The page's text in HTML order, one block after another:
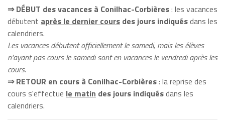
⇒ DÉBUT des vacances à Conilhac-Corbières: les vacances
débutent après le dernier cours des jours indiquésdans les
calendriers.
Les vacances débutent officiellement le samedi, mais les élèves
n'ayant pas cours le samedi sont en vacances le vendredi après les
cours.
⇒ RETOUR en cours à Conilhac-Corbières: la reprise des
cours s'effectue le matin des jours indiquésdans les
calendriers.